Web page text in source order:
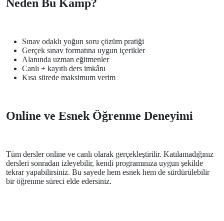
Neden Bu Kamp?
Sınav odaklı yoğun soru çözüm pratiği
Gerçek sınav formatına uygun içerikler
Alanında uzman eğitmenler
Canlı + kayıtlı ders imkânı
Kısa sürede maksimum verim
Online ve Esnek Öğrenme Deneyimi
Tüm dersler online ve canlı olarak gerçekleştirilir. Katılamadığınız
dersleri sonradan izleyebilir, kendi programınıza uygun şekilde
tekrar yapabilirsiniz. Bu sayede hem esnek hem de sürdürülebilir
bir öğrenme süreci elde edersiniz.